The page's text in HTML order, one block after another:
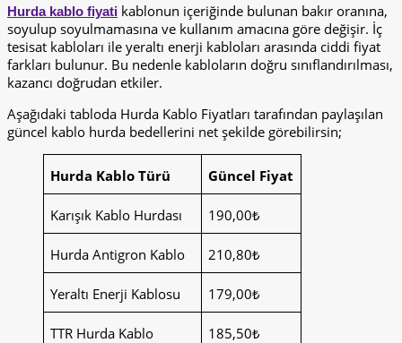
Hurda kablo fiyati kablonun içeriğinde bulunan bakır oranına,
soyulup soyulmamasına ve kullanım amacına göre değişir. İç
tesisat kabloları ile yeraltı enerji kabloları arasında ciddi fiyat
farkları bulunur. Bu nedenle kabloların doğru sınıflandırılması,
kazancı doğrudan etkiler.
Aşağıdaki tabloda Hurda Kablo Fiyatları tarafından paylaşılan
güncel kablo hurda bedellerini net şekilde görebilirsin;
Hurda Kablo Türü Güncel Fiyat
Karışık Kablo Hurdası 190,00₺
Hurda Antigron Kablo 210,80₺
Yeraltı Enerji Kablosu 179,00₺
TTR Hurda Kablo 185,50₺